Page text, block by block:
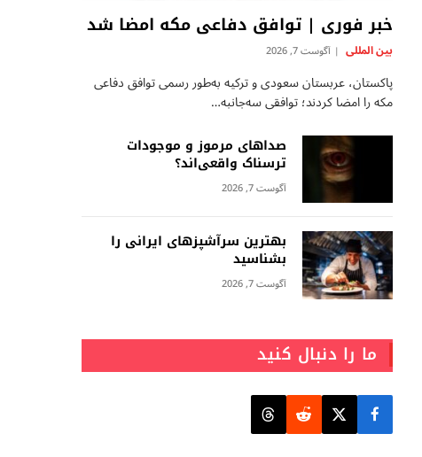
خبر فوری | توافق دفاعی مکه امضا شد
بين المللى آگوست 7, 2026
پاکستان، عربستان سعودی و ترکیه به‌طور رسمی توافق دفاعی
مکه را امضا کردند؛ توافقی سه‌جانبه…
صداهای مرموز و موجودات
ترسناک واقعی‌اند؟
آگوست 7, 2026
بهترین سرآشپزهای ایرانی را
بشناسید
آگوست 7, 2026
ما را دنبال کنید